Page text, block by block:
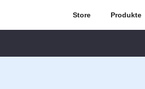
Store Produkte